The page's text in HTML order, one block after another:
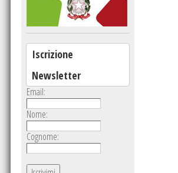
Iscrizione
Newsletter
Email:
Nome:
Cognome: